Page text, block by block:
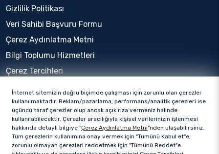
Gizlilik Politikası
Veri Sahibi Başvuru Formu
Çerez Aydınlatma Metni
Bilgi Toplumu Hizmetleri
Çerez Tercihleri
İnternet sitemizin doğru biçimde çalışması için zorunlu olan çerezler
kullanılmaktadır. Reklam/pazarlama, performans/analitik çerezleri ise
üçüncü taraf çerezler olup ancak açık rıza vermeniz halinde
kullanılabilecektir. Çerezler aracılığıyla kişisel verilerinizin işlenmesi
hakkında detaylı bilgiye "Çerez Aydınlatma Metni"nden ulaşabilirsiniz.
Tüm çerezlerin kullanımına onay vermek için "Tümünü Kabul et"e,
zorunlu olmayan çerezleri reddetmek için "Tümünü Reddet"e